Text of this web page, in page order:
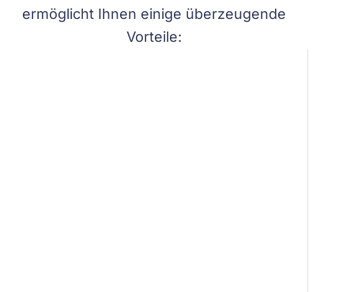
ermöglicht Ihnen einige überzeugende
Vorteile: